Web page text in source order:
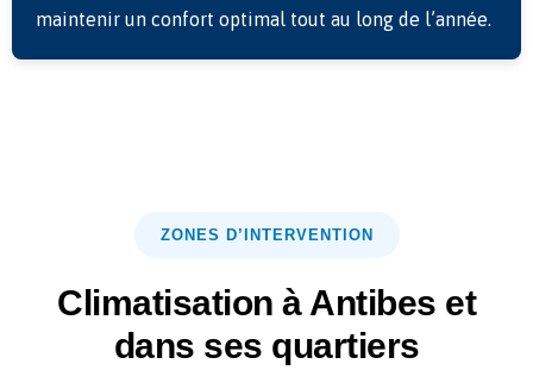
maintenir un confort optimal tout au long de l’année.
ZONES D’INTERVENTION
Climatisation à Antibes et
dans ses quartiers